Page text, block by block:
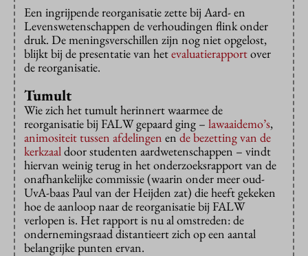
Een ingrijpende reorganisatie zette bij Aard- en
Levenswetenschappen de verhoudingen flink onder
druk. De meningsverschillen zijn nog niet opgelost,
blijkt bij de presentatie van hetevaluatierapportover
de reorganisatie.
Tumult
Wie zich het tumult herinnert waarmee de
reorganisatie bij FALW gepaard ging – lawaaidemo’s,
animositeit tussen afdelingen ende bezetting van de
kerkzaaldoor studenten aardwetenschappen – vindt
hiervan weinig terug in het onderzoeksrapport van de
onafhankelijke commissie (waarin onder meer oud-
UvA-baas Paul van der Heijden zat) die heeft gekeken
hoe de aanloop naar de reorganisatie bij FALW
verlopen is. Het rapport is nu al omstreden: de
ondernemingsraad distantieert zich op een aantal
belangrijke punten ervan.